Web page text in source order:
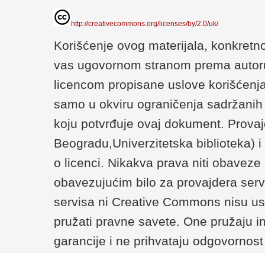
http://creativecommons.org/licenses/by/2.0/uk/
Korišćenje ovog materijala,
vas ugovornom stranom prema
licencom propisane uslove
samo u okviru ograničenja
koju potvrđuje ovaj dokument.
Beogradu,Univerzitetska biblioteka)
o licenci. Nikakva prava niti
obavezujućim bilo za provajdera
servisa ni Creative Commons nisu
pružati pravne savete. One pružaju
garancije i ne prihvataju